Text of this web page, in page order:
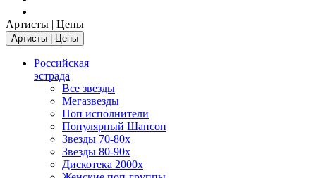
Артисты | Цены
Артисты | Цены
Российская
эстрада
Все звезды
Мегазвезды
Поп исполнители
Популярный Шансон
Звезды 70-80х
Звезды 80-90х
Дискотека 2000х